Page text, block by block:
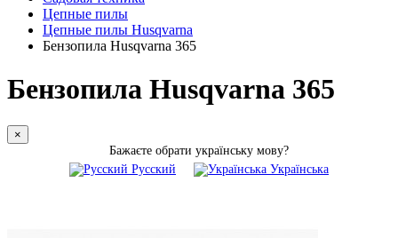
Цепные пилы
Цепные пилы Husqvarna
Бензопила Husqvarna 365
Бензопила Husqvarna 365
×
Бажаєте обрати українську мову?
Русский
Українська